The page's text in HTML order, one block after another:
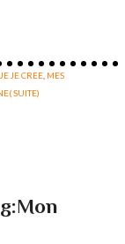
JE CREE MES
SUITE)